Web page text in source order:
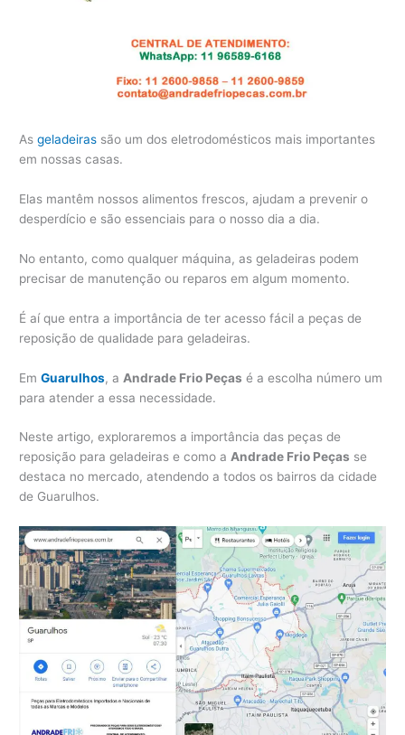
Asgeladeiras são um dos eletrodomésticos mais importantes
em nossas casas.
Elas mantêm nossos alimentos frescos, ajudam a prevenir o
desperdício e são essenciais para o nosso dia a dia.
No entanto, como qualquer máquina, as geladeiras podem
precisar de manutenção ou reparos em algum momento.
É aí que entra a importância de ter acesso fácil a peças de
reposição de qualidade para geladeiras.
EmGuarulhos, a Andrade Frio Peças é a escolha número um
para atender a essa necessidade.
Neste artigo, exploraremos a importância das peças de
reposição para geladeiras e como aAndrade Frio Peças se
destaca no mercado, atendendo a todos os bairros da cidade
de Guarulhos.